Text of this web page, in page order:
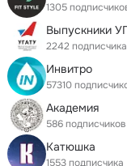
1305
Выпускники
2242 подписчика
Инвитро
57310
Академия
586 подписчиков
Катюшка
1553 подписчика